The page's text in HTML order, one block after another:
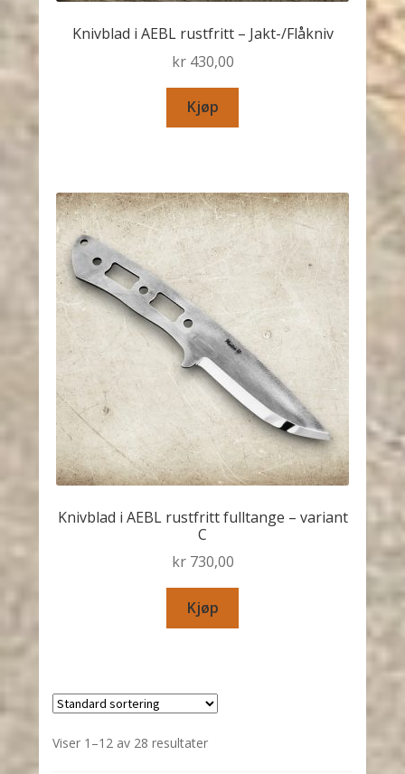
Knivblad i AEBL rustfritt – Jakt-/Flåkniv
kr430,00
Kjøp
Knivblad i AEBL rustfritt fulltange – variant
C
kr730,00
Kjøp
Viser 1–12 av 28 resultater